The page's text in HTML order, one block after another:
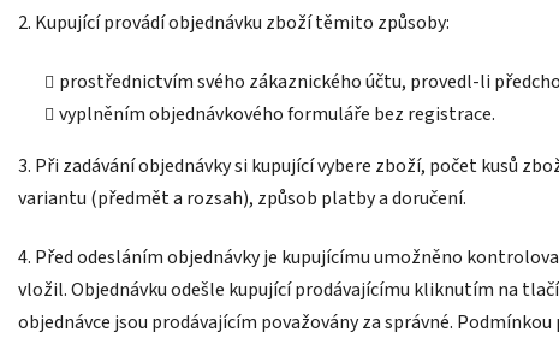
2. Kupující provádí objednávku zboží těmito způsoby:
prostřednictvím svého zákaznického účtu, provedl-li
vyplněním objednávkového formuláře bez registrace.
3. Při zadávání objednávky si kupující vybere zboží, počet kusů
variantu (předmět a rozsah), způsob platby a doručení.
4. Před odesláním objednávky je kupujícímu umožněno
vložil. Objednávku odešle kupující prodávajícímu kliknutím na
objednávce jsou prodávajícím považovány za správné.